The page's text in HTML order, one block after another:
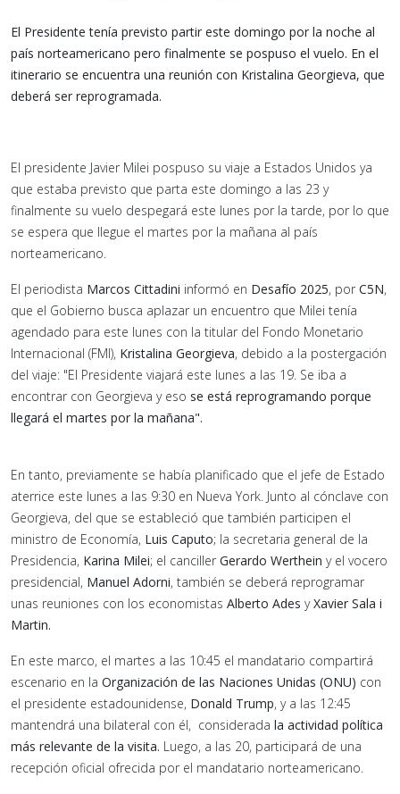
El Presidente tenía previsto partir este domingo por la noche al
país norteamericano pero finalmente se pospuso el vuelo. En el
itinerario se encuentra una reunión con Kristalina Georgieva, que
deberá ser reprogramada.
El presidente Javier Milei pospuso su viaje a Estados Unidos ya
que estaba previsto que parta este domingo a las 23 y
finalmente su vuelo despegará este lunes por la tarde, por lo que
se espera que llegue el martes por la mañana al país
norteamericano.
El periodista Marcos Cittadini informó en Desafío 2025, por C5N,
que el Gobierno busca aplazar un encuentro que Milei tenía
agendado para este lunes con la titular del Fondo Monetario
Internacional (FMI), Kristalina Georgieva, debido a la postergación
del viaje: "El Presidente viajará este lunes a las 19. Se iba a
encontrar con Georgieva y eso se está reprogramando porque
llegará el martes por la mañana".
En tanto, previamente se había planificado que el jefe de Estado
aterrice este lunes a las 9:30 en Nueva York. Junto al cónclave con
Georgieva, del que se estableció que también participen el
ministro de Economía, Luis Caputo; la secretaria general de la
Presidencia, Karina Milei; el canciller Gerardo Werthein y el vocero
presidencial, Manuel Adorni, también se deberá reprogramar
unas reuniones con los economistas Alberto Ades yXavier Sala i
Martin.
En este marco, el martes a las 10:45 el mandatario compartirá
escenario en la Organización de las Naciones Unidas (ONU) con
el presidente estadounidense, Donald Trump, y a las 12:45
mantendrá una bilateral con él, considerada la actividad política
más relevante de la visita. Luego, a las 20, participará de una
recepción oficial ofrecida por el mandatario norteamericano.